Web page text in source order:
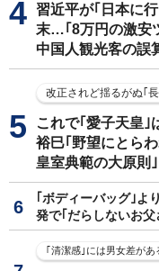
習近平が｢日本に
末…｢8万円の激安
中国人観光客の誤
改正されど揺るがぬ｢
これで｢愛子天皇
裕巳｢野望にとら
皇室典範の大原則｣
｢ボディーバッグ｣よ
発で｢だらしないお
｢清潔感｣には男女差があ